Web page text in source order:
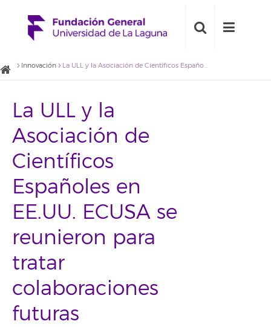
Innovación La ULL y la Asociación de Científicos Españoles en EE.UU. ECUSA se reunieron para tratar colaboraciones futuras
La ULL y la
Asociación de
Científicos
Españoles en
EE.UU. ECUSA se
reunieron para
tratar
colaboraciones
futuras